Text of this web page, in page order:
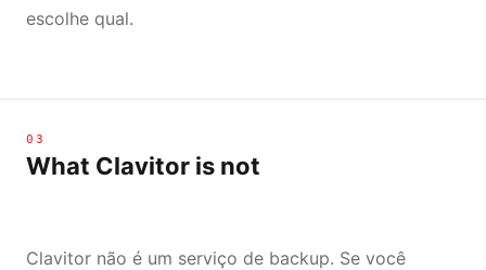
escolhe qual.
03
What Clavitor is not
Clavitor não é um serviço de backup. Se você